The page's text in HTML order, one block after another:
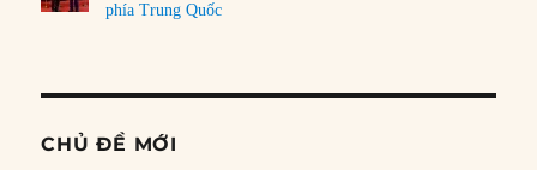
phía Trung Quốc
CHỦ ĐỀ MỚI